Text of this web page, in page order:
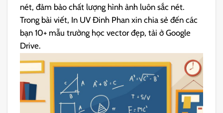
nét, đảm bảo chất lượng hình ảnh luôn sắc nét.
Trong bài viết, In UV Đinh Phan xin chia sẻ đến các
bạn 10+ mẫu trường học vector đẹp, tải ở Google
Drive.